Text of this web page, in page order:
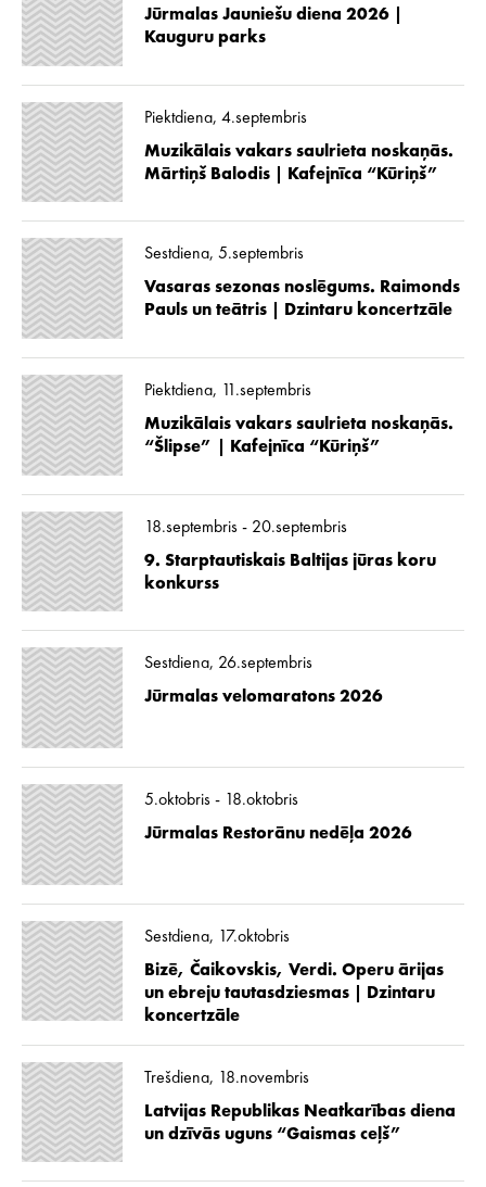
Jūrmalas Jauniešu diena 2026 |
Kauguru parks
Piektdiena, 4.septembris
Muzikālais vakars saulrieta noskaņās.
Mārtiņš Balodis | Kafejnīca “Kūriņš”
Sestdiena, 5.septembris
Vasaras sezonas noslēgums. Raimonds
Pauls un teātris | Dzintaru koncertzāle
Piektdiena, 11.septembris
Muzikālais vakars saulrieta noskaņās.
“Šlipse” | Kafejnīca “Kūriņš”
18.septembris - 20.septembris
9. Starptautiskais Baltijas jūras koru
konkurss
Sestdiena, 26.septembris
Jūrmalas velomaratons 2026
5.oktobris - 18.oktobris
Jūrmalas Restorānu nedēļa 2026
Sestdiena, 17.oktobris
Bizē, Čaikovskis, Verdi. Operu ārijas
un ebreju tautasdziesmas | Dzintaru
koncertzāle
Trešdiena, 18.novembris
Latvijas Republikas Neatkarības diena
un dzīvās uguns “Gaismas ceļš”